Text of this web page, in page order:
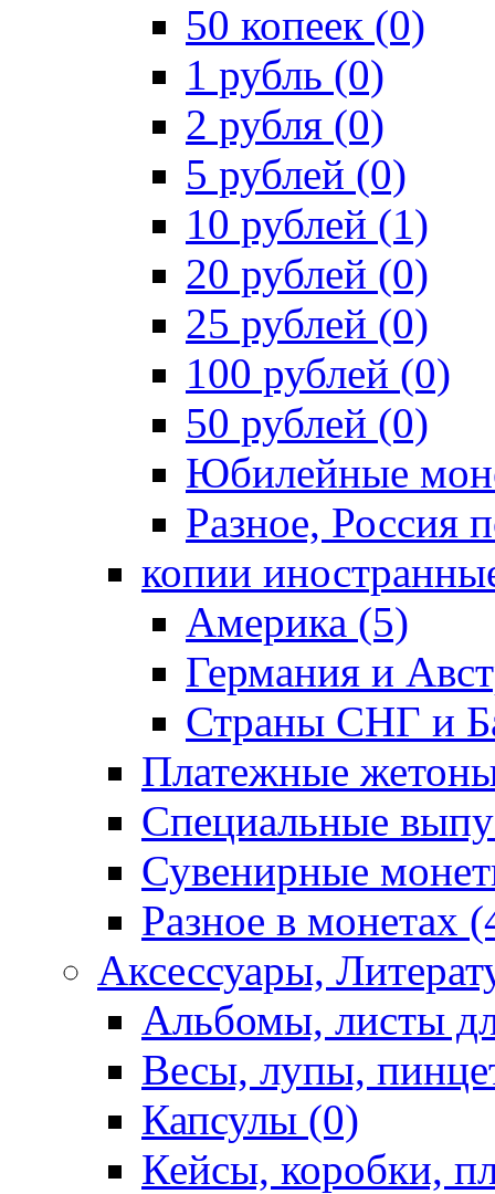
50 копеек (0)
1 рубль (0)
2 рубля (0)
5 рублей (0)
10 рублей (1)
20 рублей (0)
25 рублей (0)
100 рублей (0)
50 рублей (0)
Юбилейные
Разное, Россия
копии
Америка (5)
Германия и
Страны СНГ и
Платежные
Специальные
Сувенирные
Разное в монетах
Аксессуары,
Альбомы, листы
Весы, лупы,
Капсулы (0)
Кейсы, коробки,